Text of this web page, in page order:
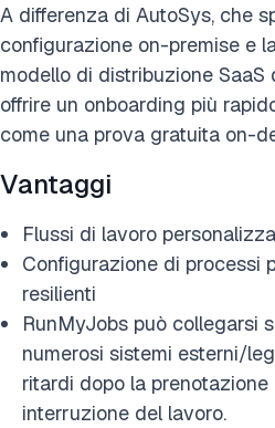
A differenza di AutoSys, che
configurazione on-premise e
modello di distribuzione SaaS
offrire un onboarding più
come una prova gratuita on-
Vantaggi
Flussi di lavoro
Configurazione di processi
resilienti
RunMyJobs può collegarsi
numerosi sistemi esterni/
ritardi dopo la
interruzione del lavoro.